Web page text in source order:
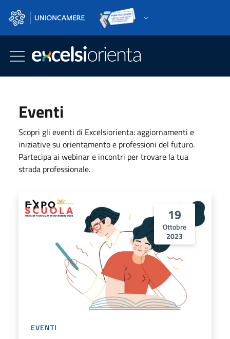
Eventi
Scopri gli eventi di Excelsiorienta: aggiornamenti e
iniziative su orientamento e professioni del futuro.
Partecipa ai webinar e incontri per trovare la tua
strada professionale.
19
Ottobre
2023
EVENTI